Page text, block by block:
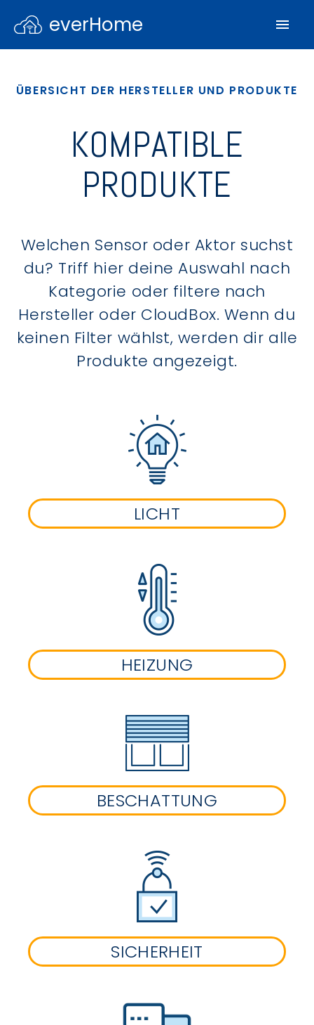
everHome
ÜBERSICHT DER HERSTELLER UND PRODUKTE
KOMPATIBLE
PRODUKTE
Welchen Sensor oder Aktor suchst
du? Triff hier deine Auswahl nach
Kategorie oder filtere nach
Hersteller oder CloudBox. Wenn du
keinen Filter wählst, werden dir alle
Produkte angezeigt.
LICHT
HEIZUNG
BESCHATTUNG
SICHERHEIT